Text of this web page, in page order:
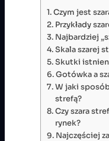
Czym jest
Przykłady
Najbardziej
Skala szarej
Skutki
Gotówka a
W jaki
strefą?
Czy szara
rynek?
Najczęściej